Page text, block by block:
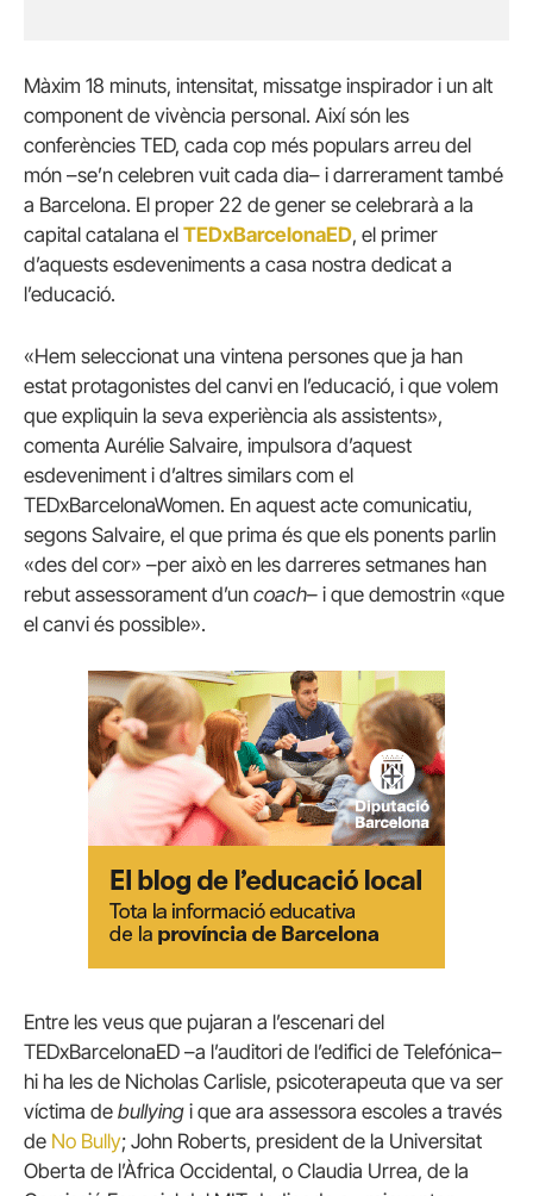
Màxim 18 minuts, intensitat, missatge inspirador i un alt
component de vivència personal. Així són les
conferències TED, cada cop més populars arreu del
món –se’n celebren vuit cada dia– i darrerament també
a Barcelona. El proper 22 de gener se celebrarà a la
capital catalana el TEDxBarcelonaED, el primer
d’aquests esdeveniments a casa nostra dedicat a
l’educació.
«Hem seleccionat una vintena persones que ja han
estat protagonistes del canvi en l’educació, i que volem
que expliquin la seva experiència als assistents»,
comenta Aurélie Salvaire, impulsora d’aquest
esdeveniment i d’altres similars com el
TEDxBarcelonaWomen. En aquest acte comunicatiu,
segons Salvaire, el que prima és que els ponents parlin
«des del cor» –per això en les darreres setmanes han
rebut assessorament d’un coach– i que demostrin «que
el canvi és possible».
Entre les veus que pujaran a l’escenari del
TEDxBarcelonaED –a l’auditori de l’edifici de Telefónica–
hi ha les de Nicholas Carlisle, psicoterapeuta que va ser
víctima de bullying i que ara assessora escoles a través
de No Bully; John Roberts, president de la Universitat
Oberta de l’Àfrica Occidental, o Claudia Urrea, de la